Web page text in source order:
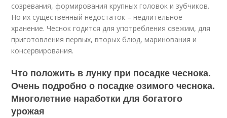
созревания, формирования крупных головок и зубчиков.
Но их существенный недостаток – недлительное
хранение. Чеснок годится для употребления свежим, для
приготовления первых, вторых блюд, маринования и
консервирования.
Что положить в лунку при посадке чеснока.
Очень подробно о посадке озимого чеснока.
Многолетние наработки для богатого
урожая